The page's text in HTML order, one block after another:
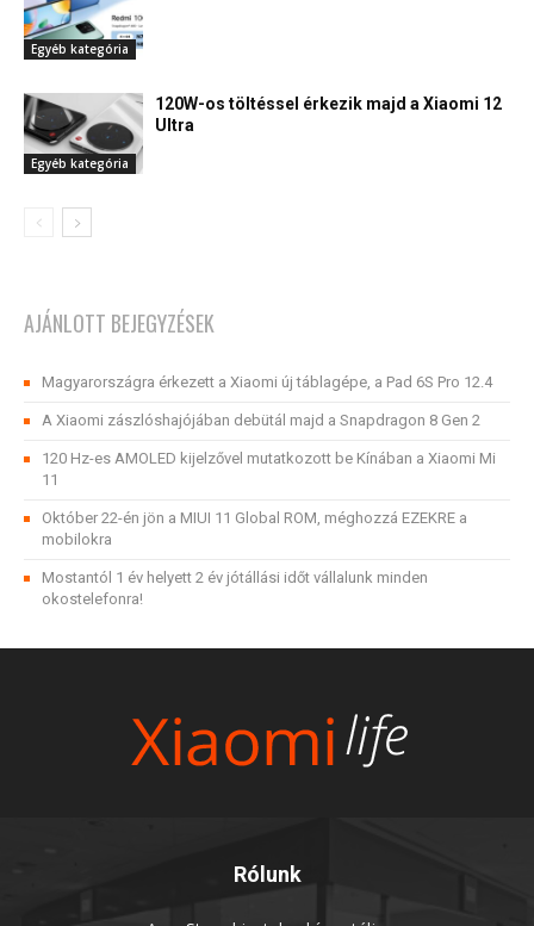
Egyéb kategória
Egyéb kategória
120W-os töltéssel érkezik majd a Xiaomi 12
Ultra
AJÁNLOTT BEJEGYZÉSEK
Magyarországra érkezett a Xiaomi új táblagépe, a Pad 6S Pro 12.4
A Xiaomi zászlóshajójában debütál majd a Snapdragon 8 Gen 2
120 Hz-es AMOLED kijelzővel mutatkozott be Kínában a Xiaomi Mi
11
Október 22-én jön a MIUI 11 Global ROM, méghozzá EZEKRE a
mobilokra
Mostantól 1 év helyett 2 év jótállási időt vállalunk minden
okostelefonra!
Rólunk